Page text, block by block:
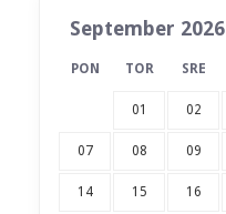
September 2026
PON TOR SRE
01 02
07 08 09
14 15 16